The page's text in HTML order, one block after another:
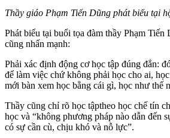
Thầy giáo Phạm Tiến Dũng phát biểu tại
Phát biểu tại buổi tọa đàm thầy Phạm
cũng nhấn mạnh:
Phải xác định động cơ học tập đúng đắn:
để làm việc chứ không phải học cho ai,
mới bàn xem học bằng cái gì, học như thế
Thầy cũng chỉ rõ học tậptheo học chế tín
học và “không phương pháp nào dẫn đến
có sự cần cù, chịu khó và nỗ lực”.